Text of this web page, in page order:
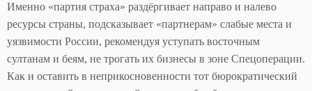
Именно «партия страха» раздёргивает направо и налево
ресурсы страны, подсказывает «партнерам» слабые места и
уязвимости России, рекомендуя уступать восточным
султанам и беям, не трогать их бизнесы в зоне Спецоперации.
Как и оставить в неприкосновенности тот бюрократический